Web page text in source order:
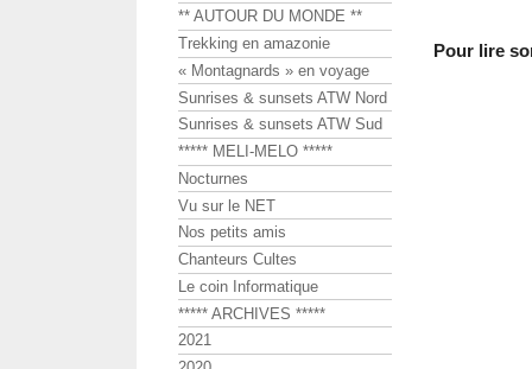
Pour lire
** AUTOUR DU MONDE **
Trekking en amazonie
« Montagnards » en voyage
Sunrises & sunsets ATW Nord
Sunrises & sunsets ATW Sud
***** MELI-MELO *****
Nocturnes
Vu sur le NET
Nos petits amis
Chanteurs Cultes
Le coin Informatique
***** ARCHIVES *****
2021